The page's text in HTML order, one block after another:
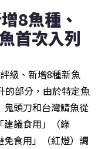
8魚種、
首次入列
級、新增8種新魚
的部分，由於特定魚
頭刀和台灣鯖魚從
建議食用」（綠
食用」（紅燈）調